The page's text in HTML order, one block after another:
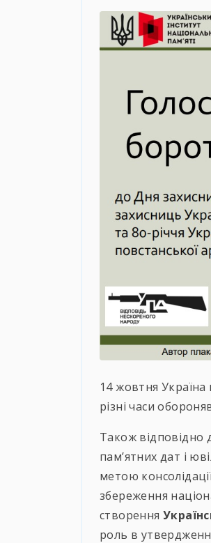
14 жовтня Україна
різні часи
Також відповідно
пам’ятних дат і
метою
збереження
створення
роль в